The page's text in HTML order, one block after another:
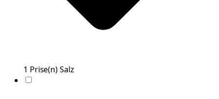
1 Prise(n)Salz